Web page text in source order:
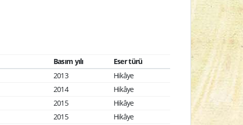
Basım yılı
Eser türü
2013
Hikâye
2014
Hikâye
2015
Hikâye
2015
Hikâye